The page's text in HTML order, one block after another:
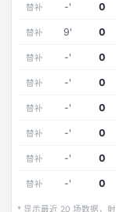
替补 -' 0
替补 9' 0
替补 -' 0
替补 -' 0
替补 -' 0
替补 -' 0
替补 -' 0
替补 -' 0
* 显示最近 20 场数据，